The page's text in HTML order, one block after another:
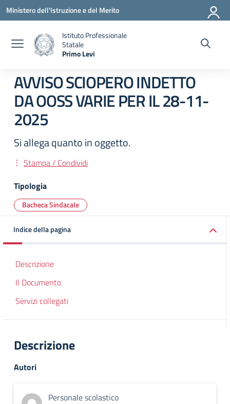
Vai ai contenuti
Vai al menu di navigazione
Vai al footer
Ministero dell'Istruzione e del Merito
Istituto Professionale
Statale
Primo Levi
AVVISO SCIOPERO INDETTO
DA OOSS VARIE PER IL 28-11-
2025
Si allega quanto in oggetto.
Stampa / Condividi
Tipologia
Bacheca Sindacale
Indice della pagina
Descrizione
Il Documento
Servizi collegati
Descrizione
Autori
Personale scolastico